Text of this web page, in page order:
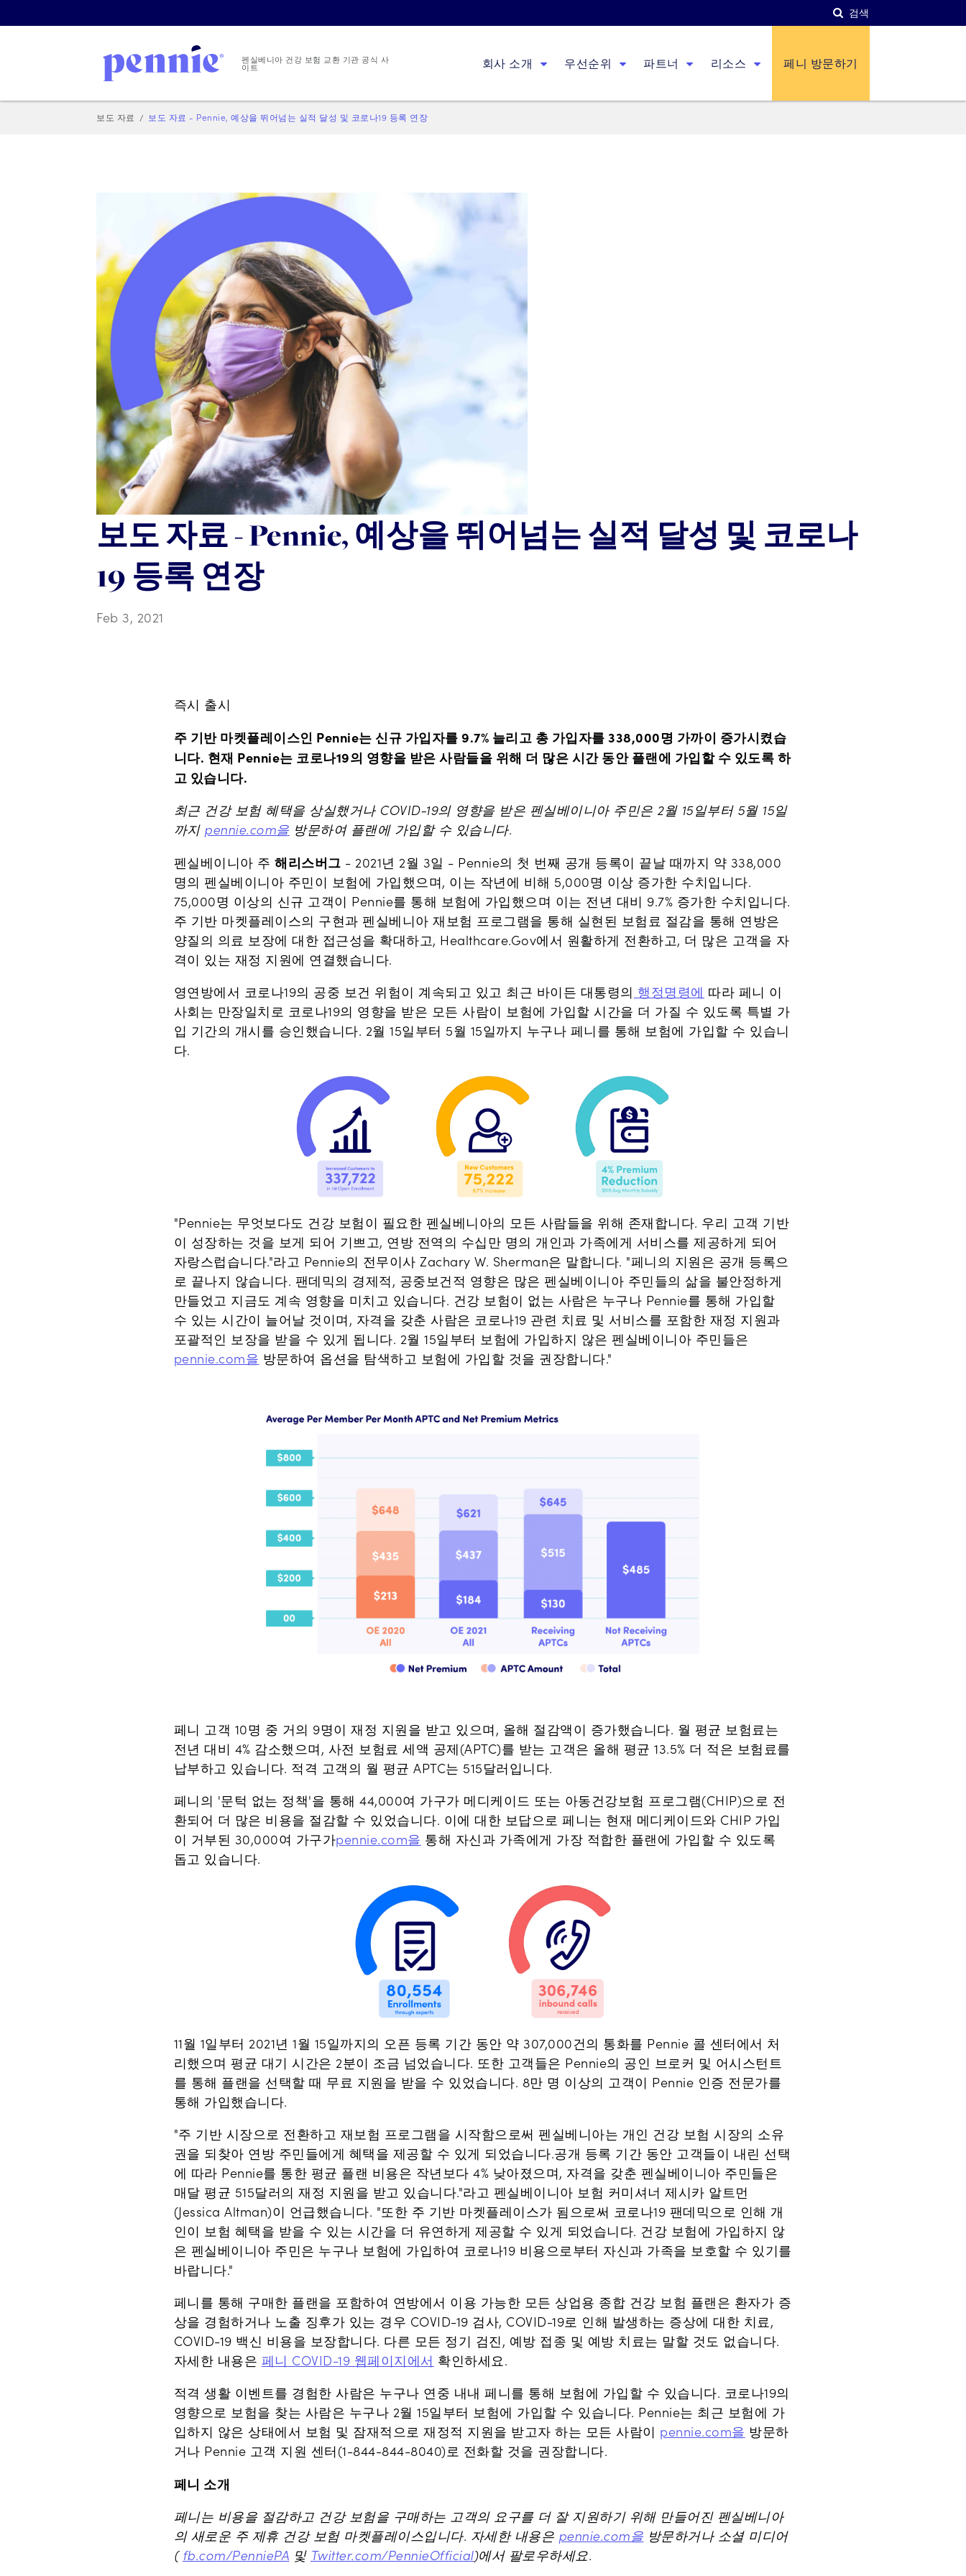
검색
펜실베니아 건강 보험 교환 기관 공식 사
이트 회사 소개 우선순위 파트너 리소스 페니 방문하기
보도 자료 보도 자료 - Pennie, 예상을 뛰어넘는 실적 달성 및 코로나19 등록 연장
보도 자료 - Pennie, 예상을 뛰어넘는 실적 달성 및 코로나
19 등록 연장
Feb 3, 2021
즉시 출시
주 기반 마켓플레이스인 Pennie는 신규 가입자를 9.7% 늘리고 총 가입자를 338,000명 가까이 증가시켰습
니다. 현재 Pennie는 코로나19의 영향을 받은 사람들을 위해 더 많은 시간 동안 플랜에 가입할 수 있도록 하
고 있습니다.
최근 건강 보험 혜택을 상실했거나 COVID-19의 영향을 받은 펜실베이니아 주민은 2월 15일부터 5월 15일
까지 pennie.com을 방문하여 플랜에 가입할 수 있습니다.
펜실베이니아 주해리스버그 - 2021년 2월 3일 - Pennie의 첫 번째 공개 등록이 끝날 때까지 약 338,000
명의 펜실베이니아 주민이 보험에 가입했으며, 이는 작년에 비해 5,000명 이상 증가한 수치입니다.
75,000명 이상의 신규 고객이 Pennie를 통해 보험에 가입했으며 이는 전년 대비 9.7% 증가한 수치입니다.
주 기반 마켓플레이스의 구현과 펜실베니아 재보험 프로그램을 통해 실현된 보험료 절감을 통해 연방은
양질의 의료 보장에 대한 접근성을 확대하고, Healthcare.Gov에서 원활하게 전환하고, 더 많은 고객을 자
격이 있는 재정 지원에 연결했습니다.
영연방에서 코로나19의 공중 보건 위험이 계속되고 있고 최근 바이든 대통령의 행정명령에 따라 페니 이
사회는 만장일치로 코로나19의 영향을 받은 모든 사람이 보험에 가입할 시간을 더 가질 수 있도록 특별 가
입 기간의 개시를 승인했습니다. 2월 15일부터 5월 15일까지 누구나 페니를 통해 보험에 가입할 수 있습니
다.
"Pennie는 무엇보다도 건강 보험이 필요한 펜실베니아의 모든 사람들을 위해 존재합니다. 우리 고객 기반
이 성장하는 것을 보게 되어 기쁘고, 연방 전역의 수십만 명의 개인과 가족에게 서비스를 제공하게 되어
자랑스럽습니다."라고 Pennie의 전무이사 Zachary W. Sherman은 말합니다. "페니의 지원은 공개 등록으
로 끝나지 않습니다. 팬데믹의 경제적, 공중보건적 영향은 많은 펜실베이니아 주민들의 삶을 불안정하게
만들었고 지금도 계속 영향을 미치고 있습니다. 건강 보험이 없는 사람은 누구나 Pennie를 통해 가입할
수 있는 시간이 늘어날 것이며, 자격을 갖춘 사람은 코로나19 관련 치료 및 서비스를 포함한 재정 지원과
포괄적인 보장을 받을 수 있게 됩니다. 2월 15일부터 보험에 가입하지 않은 펜실베이니아 주민들은
pennie.com을 방문하여 옵션을 탐색하고 보험에 가입할 것을 권장합니다."
페니 고객 10명 중 거의 9명이 재정 지원을 받고 있으며, 올해 절감액이 증가했습니다. 월 평균 보험료는
전년 대비 4% 감소했으며, 사전 보험료 세액 공제(APTC)를 받는 고객은 올해 평균 13.5% 더 적은 보험료를
납부하고 있습니다. 적격 고객의 월 평균 APTC는 515달러입니다.
페니의 '문턱 없는 정책'을 통해 44,000여 가구가 메디케이드 또는 아동건강보험 프로그램(CHIP)으로 전
환되어 더 많은 비용을 절감할 수 있었습니다. 이에 대한 보답으로 페니는 현재 메디케이드와 CHIP 가입
이 거부된 30,000여 가구가pennie.com을 통해 자신과 가족에게 가장 적합한 플랜에 가입할 수 있도록
돕고 있습니다.
11월 1일부터 2021년 1월 15일까지의 오픈 등록 기간 동안 약 307,000건의 통화를 Pennie 콜 센터에서 처
리했으며 평균 대기 시간은 2분이 조금 넘었습니다. 또한 고객들은 Pennie의 공인 브로커 및 어시스턴트
를 통해 플랜을 선택할 때 무료 지원을 받을 수 있었습니다. 8만 명 이상의 고객이 Pennie 인증 전문가를
통해 가입했습니다.
"주 기반 시장으로 전환하고 재보험 프로그램을 시작함으로써 펜실베니아는 개인 건강 보험 시장의 소유
권을 되찾아 연방 주민들에게 혜택을 제공할 수 있게 되었습니다.공개 등록 기간 동안 고객들이 내린 선택
에 따라 Pennie를 통한 평균 플랜 비용은 작년보다 4% 낮아졌으며, 자격을 갖춘 펜실베이니아 주민들은
매달 평균 515달러의 재정 지원을 받고 있습니다."라고 펜실베이니아 보험 커미셔너 제시카 알트먼
(Jessica Altman)이 언급했습니다. "또한 주 기반 마켓플레이스가 됨으로써 코로나19 팬데믹으로 인해 개
인이 보험 혜택을 받을 수 있는 시간을 더 유연하게 제공할 수 있게 되었습니다. 건강 보험에 가입하지 않
은 펜실베이니아 주민은 누구나 보험에 가입하여 코로나19 비용으로부터 자신과 가족을 보호할 수 있기를
바랍니다."
페니를 통해 구매한 플랜을 포함하여 연방에서 이용 가능한 모든 상업용 종합 건강 보험 플랜은 환자가 증
상을 경험하거나 노출 징후가 있는 경우 COVID-19 검사, COVID-19로 인해 발생하는 증상에 대한 치료,
COVID-19 백신 비용을 보장합니다. 다른 모든 정기 검진, 예방 접종 및 예방 치료는 말할 것도 없습니다.
자세한 내용은 페니 COVID-19 웹페이지에서 확인하세요.
적격 생활 이벤트를 경험한 사람은 누구나 연중 내내 페니를 통해 보험에 가입할 수 있습니다. 코로나19의
영향으로 보험을 찾는 사람은 누구나 2월 15일부터 보험에 가입할 수 있습니다. Pennie는 최근 보험에 가
입하지 않은 상태에서 보험 및 잠재적으로 재정적 지원을 받고자 하는 모든 사람이 pennie.com을 방문하
거나 Pennie 고객 지원 센터(1-844-844-8040)로 전화할 것을 권장합니다.
페니 소개
페니는 비용을 절감하고 건강 보험을 구매하는 고객의 요구를 더 잘 지원하기 위해 만들어진 펜실베니아
의 새로운 주 제휴 건강 보험 마켓플레이스입니다. 자세한 내용은 pennie.com을 방문하거나 소셜 미디어
( fb.com/PenniePA 및 Twitter.com/PennieOfficial)에서 팔로우하세요.